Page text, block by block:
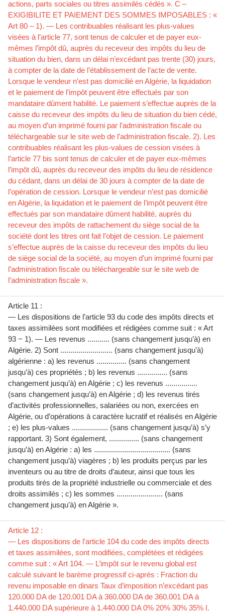
actions, parts sociales ou titres assimilés cédés ». C –
EXIGIBILITE ET PAIEMENT DES SOMMES IMPOSABLES : «
Art 80 – 1). — Les contribuables réalisant les plus-values
visées à l’article 77, sont tenus de calculer et de payer eux-
mêmes l’impôt dû, auprès du receveur des impôts du lieu de
situation du bien, dans un délai n’excédant pas trente (30) jours,
à compter de la date de l’établissement de l’acte de vente.
Lorsque le vendeur n’est pas domicilié en Algérie, la liquidation
et le paiement de l’impôt peuvent être effectués par son
mandataire dûment habilité. Le paiement s’effectue auprès de la
caisse du receveur des impôts du lieu de situation du bien cédé,
au moyen d’un imprimé fourni par l’administration fiscale ou
téléchargeable sur le site web de l’administration fiscale. 2). Les
contribuables réalisant les plus-values de cession visées à
l’article 77 bis sont tenus de calculer et de payer eux-mêmes
l’impôt dû, auprès du receveur des impôts du lieu de résidence
du cédant, dans un délai de 30 jours à compter de la date de
l’opération de cession. Lorsque le vendeur n’est pas domicilié
en Algérie, la liquidation et le paiement de l’impôt peuvent être
effectués par son mandataire dûment habilité, auprès du
receveur des impôts de rattachement du siège social de la
société dont les titres ont fait l’objet de cession. Le paiement
s’effectue auprès de la caisse du receveur des impôts du lieu
de siège social de la société, au moyen d’un imprimé fourni par
l’administration fiscale ou téléchargeable sur le site web de
l’administration fiscale ».
Article 11 :
— Les dispositions de l’article 93 du code des impôts directs et
taxes assimilées sont modifiées et rédigées comme suit : « Art
93 − 1). — Les revenus ........... (sans changement jusqu’à) en
Algérie. 2) Sont .......................... (sans changement jusqu’à)
algérienne : a) les revenus ............... (sans changement
jusqu’à) ces propriétés ; b) les revenus ............... (sans
changement jusqu’à) en Algérie ; c) les revenus ................
(sans changement jusqu’à) en Algérie ; d) les revenus tirés
d’activités professionnelles, salariées ou non, exercées en
Algérie, ou d’opérations à caractère lucratif et réalisés en Algérie
; e) les plus-values .................. (sans changement jusqu’à) s’y
rapportant. 3) Sont également, ............... (sans changement
jusqu’à) en Algérie : a) les ...................................... (sans
changement jusqu’à) viagères ; b) les produits perçus par les
inventeurs ou au titre de droits d’auteur, ainsi que tous les
produits tirés de la propriété industrielle ou commerciale et des
droits assimilés ; c) les sommes ....................... (sans
changement jusqu’à) en Algérie ».
Article 12 :
— Les dispositions de l’article 104 du code des impôts directs
et taxes assimilées, sont modifiées, complétées et rédigées
comme suit : « Art 104. — L’impôt sur le revenu global est
calculé suivant le barème progressif ci-après : Fraction du
revenu imposable en dinars Taux d’imposition n’excédant pas
120.000 DA de 120.001 DA à 360.000 DA de 360.001 DA à
1.440.000 DA supérieure à 1.440.000 DA 0% 20% 30% 35% I.